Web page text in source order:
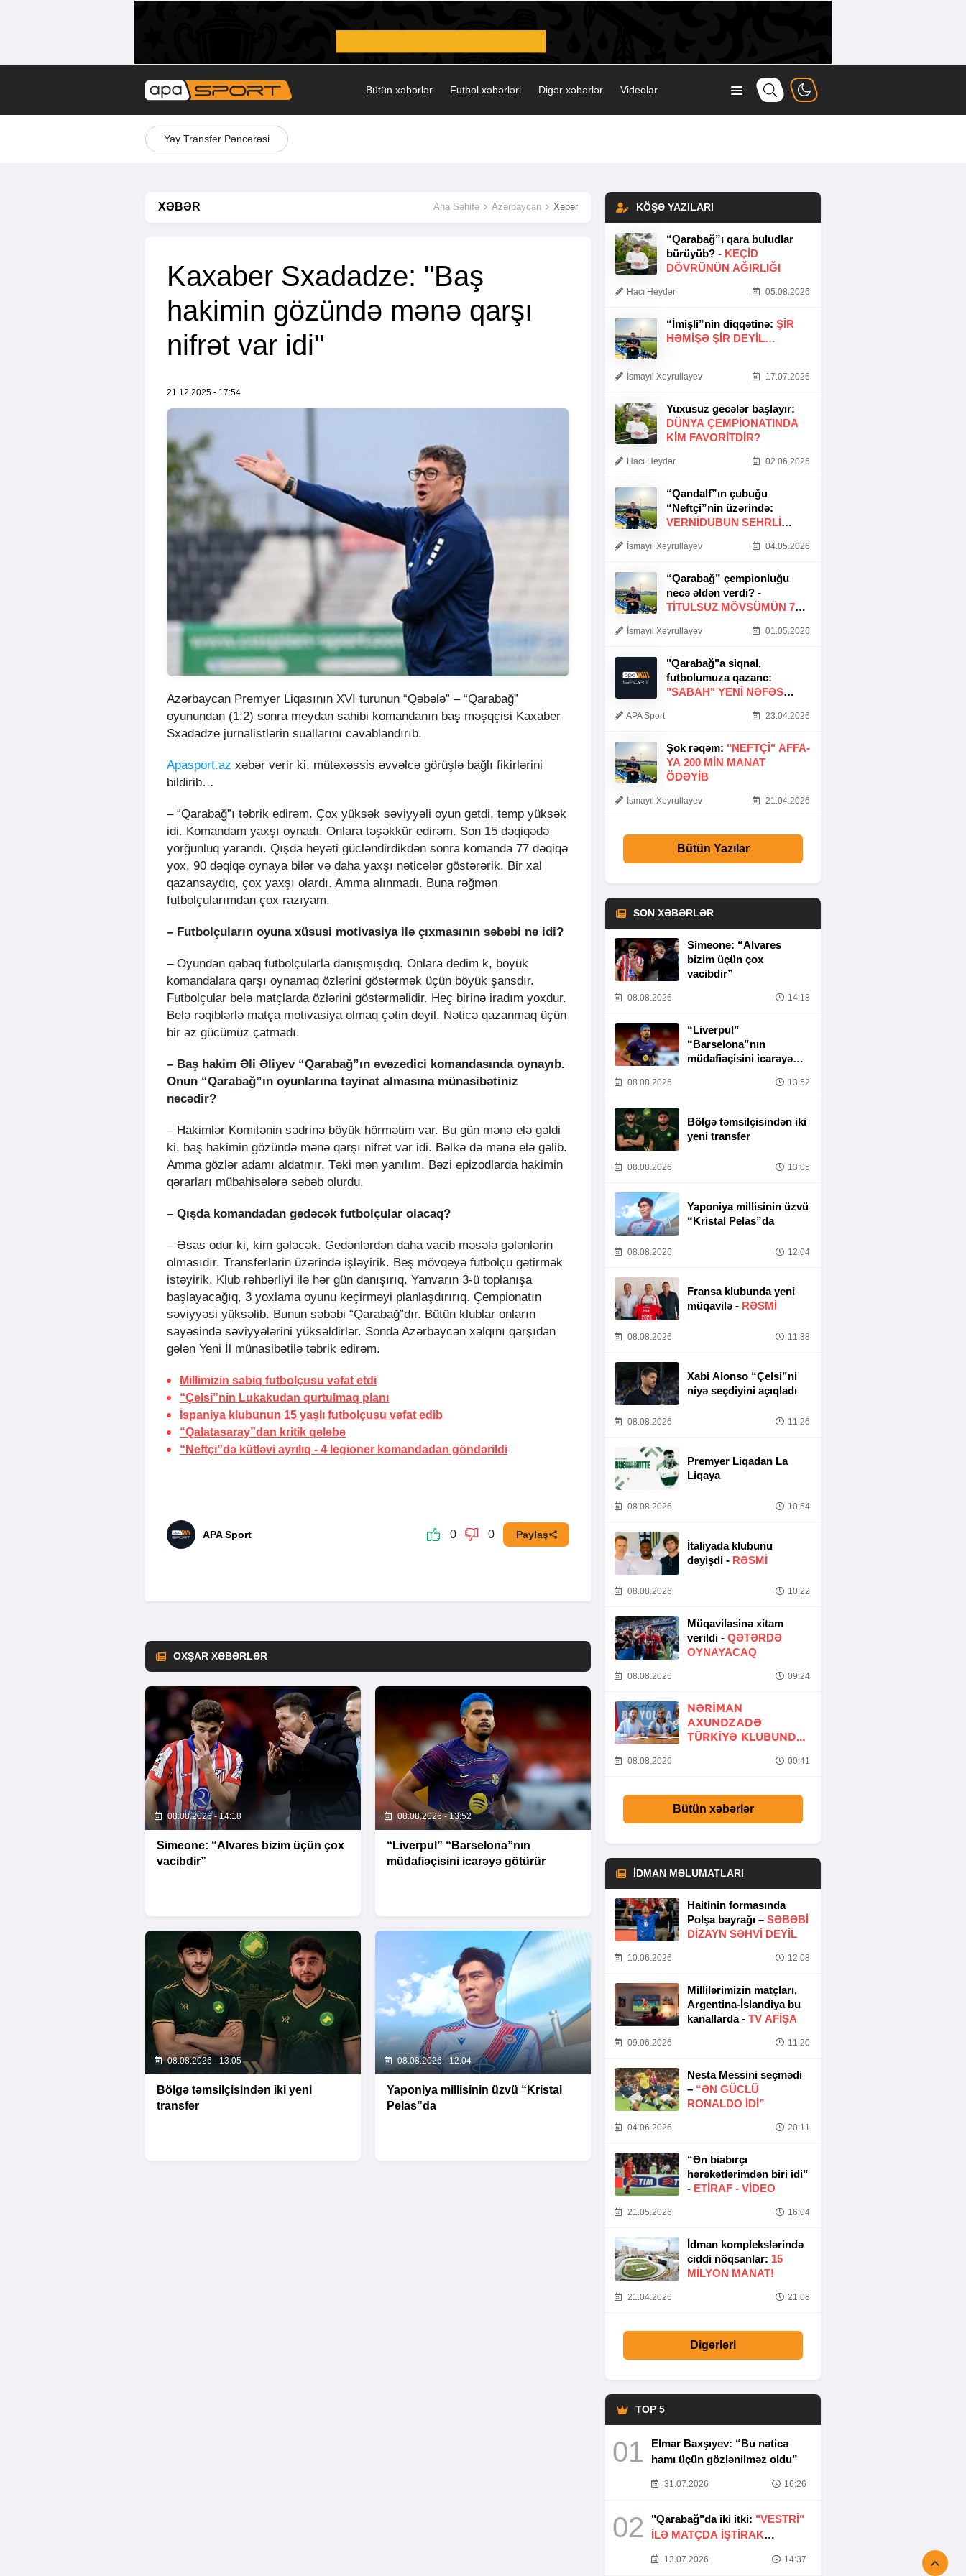
Bütün xəbərlər Futbol xəbərləri Digər xəbərlər Videolar
Yay Transfer Pəncərəsi
XƏBƏR Ana Səhifə Azərbaycan Xəbər
Kaxaber Sxadadze: "Baş
hakimin gözündə mənə qarşı
nifrət var idi"
21.12.2025 - 17:54
Azərbaycan Premyer Liqasının XVI turunun “Qəbələ” – “Qarabağ”
oyunundan (1:2) sonra meydan sahibi komandanın baş məşqçisi Kaxaber
Sxadadze jurnalistlərin suallarını cavablandırıb.
Apasport.az xəbər verir ki, mütəxəssis əvvəlcə görüşlə bağlı fikirlərini
bildirib…
– “Qarabağ”ı təbrik edirəm. Çox yüksək səviyyəli oyun getdi, temp yüksək
idi. Komandam yaxşı oynadı. Onlara təşəkkür edirəm. Son 15 dəqiqədə
yorğunluq yarandı. Qışda heyəti gücləndirdikdən sonra komanda 77 dəqiqə
yox, 90 dəqiqə oynaya bilər və daha yaxşı nəticələr göstərərik. Bir xal
qazansaydıq, çox yaxşı olardı. Amma alınmadı. Buna rəğmən
futbolçularımdan çox razıyam.
– Futbolçuların oyuna xüsusi motivasiya ilə çıxmasının səbəbi nə idi?
– Oyundan qabaq futbolçularla danışmışdıq. Onlara dedim k, böyük
komandalara qarşı oynamaq özlərini göstərmək üçün böyük şansdır.
Futbolçular belə matçlarda özlərini göstərməlidir. Heç birinə iradım yoxdur.
Belə rəqiblərlə matça motivasiya olmaq çətin deyil. Nəticə qazanmaq üçün
bir az gücümüz çatmadı.
– Baş hakim Əli Əliyev “Qarabağ”ın əvəzedici komandasında oynayıb.
Onun “Qarabağ”ın oyunlarına təyinat almasına münasibətiniz
necədir?
– Hakimlər Komitənin sədrinə böyük hörmətim var. Bu gün mənə elə gəldi
ki, baş hakimin gözündə mənə qarşı nifrət var idi. Bəlkə də mənə elə gəlib.
Amma gözlər adamı aldatmır. Təki mən yanılım. Bəzi epizodlarda hakimin
qərarları mübahisələrə səbəb olurdu.
– Qışda komandadan gedəcək futbolçular olacaq?
– Əsas odur ki, kim gələcək. Gedənlərdən daha vacib məsələ gələnlərin
olmasıdır. Transferlərin üzərində işləyirik. Beş mövqeyə futbolçu gətirmək
istəyirik. Klub rəhbərliyi ilə hər gün danışırıq. Yanvarın 3-ü toplanışa
başlayacağıq, 3 yoxlama oyunu keçirməyi planlaşdırırıq. Çempionatın
səviyyəsi yüksəlib. Bunun səbəbi “Qarabağ”dır. Bütün klublar onların
sayəsində səviyyələrini yüksəldirlər. Sonda Azərbaycan xalqını qarşıdan
gələn Yeni İl münasibətilə təbrik edirəm.
Millimizin sabiq futbolçusu vəfat etdi
“Çelsi”nin Lukakudan qurtulmaq planı
İspaniya klubunun 15 yaşlı futbolçusu vəfat edib
“Qalatasaray”dan kritik qələbə
“Neftçi”də kütləvi ayrılıq - 4 legioner komandadan göndərildi
APA Sport 0 0 Paylaş
OXŞAR XƏBƏRLƏR
08.08.2026 - 14:18
Simeone: “Alvares bizim üçün çox
vacibdir”
08.08.2026 - 13:52
“Liverpul” “Barselona”nın
müdafiəçisini icarəyə götürür
08.08.2026 - 13:05
Bölgə təmsilçisindən iki yeni
transfer
08.08.2026 - 12:04
Yaponiya millisinin üzvü “Kristal
Pelas”da
KÖŞƏ YAZILARI
“Qarabağ”ı qara buludlar
bürüyüb? - KEÇID
DÖVRÜNÜN AĞIRLIĞI
Hacı Heydər 05.08.2026
“İmişli”nin diqqətinə: ŞIR
HƏMIŞƏ ŞIR DEYIL…
İsmayıl Xeyrullayev 17.07.2026
Yuxusuz gecələr başlayır:
DÜNYA ÇEMPIONATINDA
KIM FAVORITDIR?
Hacı Heydər 02.06.2026
“Qandalf”ın çubuğu
“Neftçi”nin üzərində:
VERNİDUBUN SEHRLİ
İsmayıl Xeyrullayev 04.05.2026
“Qarabağ” çempionluğu
necə əldən verdi? -
TITULSUZ MÖVSÜMÜN 7
İsmayıl Xeyrullayev 01.05.2026
"Qarabağ"a siqnal,
futbolumuza qazanc:
"SABAH" YENI NƏFƏS
APA Sport 23.04.2026
Şok rəqəm: "NEFTÇI" AFFA-
YA 200 MIN MANAT
ÖDƏYIB
İsmayıl Xeyrullayev 21.04.2026
Bütün Yazılar
SON XƏBƏRLƏR
Simeone: “Alvares
bizim üçün çox
vacibdir”
08.08.2026 14:18
“Liverpul”
“Barselona”nın
müdafiəçisini icarəyə
08.08.2026 13:52
Bölgə təmsilçisindən iki
yeni transfer
08.08.2026 13:05
Yaponiya millisinin üzvü
“Kristal Pelas”da
08.08.2026 12:04
Fransa klubunda yeni
müqavilə - RƏSMİ
08.08.2026 11:38
Xabi Alonso “Çelsi”ni
niyə seçdiyini açıqladı
08.08.2026 11:26
Premyer Liqadan La
Liqaya
08.08.2026 10:54
İtaliyada klubunu
dəyişdi - RƏSMİ
08.08.2026 10:22
Müqaviləsinə xitam
verildi - QƏTƏRDƏ
OYNAYACAQ
08.08.2026 09:24
NƏRIMAN
AXUNDZADƏ
TÜRKIYƏ KLUBUNDA
08.08.2026 00:41
Bütün xəbərlər
İDMAN MƏLUMATLARI
Haitinin formasında
Polşa bayrağı – SƏBƏBI
DIZAYN SƏHVI DEYIL
10.06.2026 12:08
Millilərimizin matçları,
Argentina-İslandiya bu
kanallarda - TV AFİŞA
09.06.2026 11:20
Nesta Messini seçmədi
– “ƏN GÜCLÜ
RONALDO IDI”
04.06.2026 20:11
“Ən biabırçı
hərəkətlərimdən biri idi”
- ETIRAF - VİDEO
21.05.2026 16:04
İdman komplekslərində
ciddi nöqsanlar: 15
MILYON MANAT!
21.04.2026 21:08
Digərləri
TOP 5
01
Elmar Baxşıyev: “Bu nəticə
hamı üçün gözlənilməz oldu”
31.07.2026 16:26
02 "Qarabağ"da iki itki: "VESTRİ"
İLƏ MATÇDA İŞTİRAK
13.07.2026 14:37